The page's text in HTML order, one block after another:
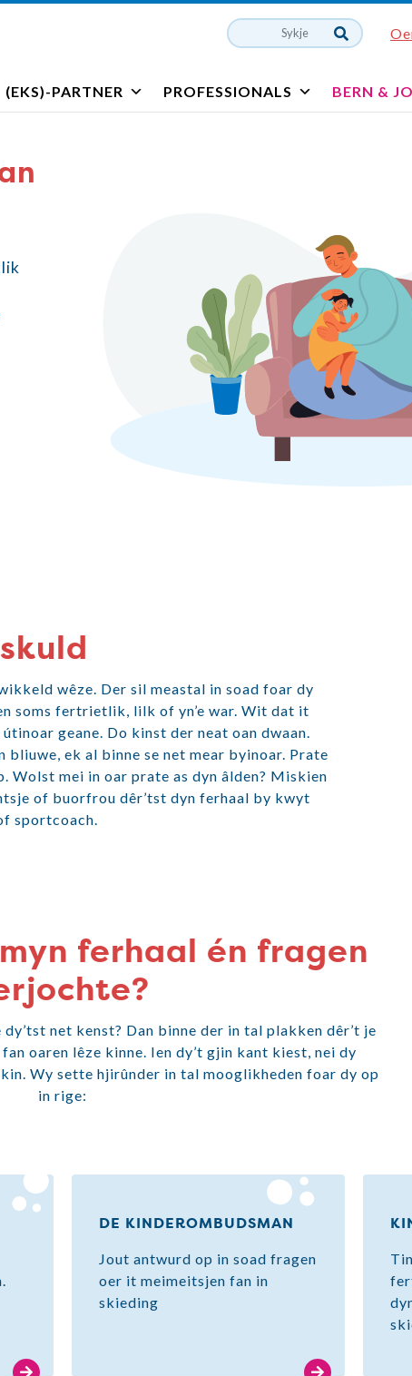
(EKS)-PARTNER PROFESSIONALS BERN &
wêze. Der sil meastal in soad foar dy
soms fertrietlik, lilk of yn’e war. Wit dat it
geane. Do kinst der neat oan dwaan.
bliuwe, ek al binne se net mear byinoar. Prate
Wolst mei in oar prate as dyn âlden? Miskien
of buorfrou dêr’tst dyn ferhaal by kwyt
sportcoach.
ferhaal én fragen
net kenst? Dan binne der in tal plakken dêr’t je
oaren lêze kinne. Ien dy’t gjin kant kiest, nei dy
Wy sette hjirûnder in tal mooglikheden foar dy op
in rige:
DE KINDEROMBUDSMAN
Jout antwurd op in soad fragen
oer it meimeitsjen fan in
skieding